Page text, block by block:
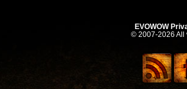
EVOWOW
© 2007-2026 All